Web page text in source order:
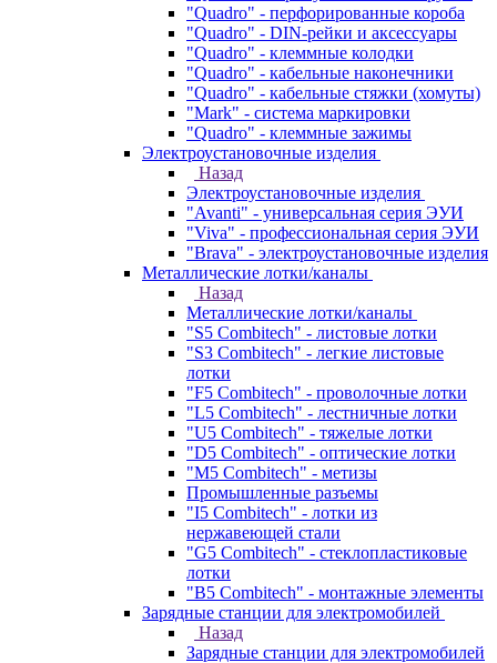
"Quadro" - перфорированные короба
"Quadro" - DIN-рейки и аксессуары
"Quadro" - клеммные колодки
"Quadro" - кабельные наконечники
"Quadro" - кабельные стяжки (хомуты)
"Mark" - система маркировки
"Quadro" - клеммные зажимы
Электроустановочные изделия
Назад
Электроустановочные изделия
"Avanti" - универсальная серия ЭУИ
"Viva" - профессиональная серия ЭУИ
"Brava" - электроустановочные изделия
Металлические лотки/каналы
Назад
Металлические лотки/каналы
"S5 Combitech" - листовые лотки
"S3 Combitech" - легкие листовые
лотки
"F5 Combitech" - проволочные лотки
"L5 Combitech" - лестничные лотки
"U5 Combitech" - тяжелые лотки
"D5 Combitech" - оптические лотки
"M5 Combitech" - метизы
Промышленные разъемы
"I5 Combitech" - лотки из
нержавеющей стали
"G5 Combitech" - стеклопластиковые
лотки
"B5 Combitech" - монтажные элементы
Зарядные станции для электромобилей
Назад
Зарядные станции для электромобилей